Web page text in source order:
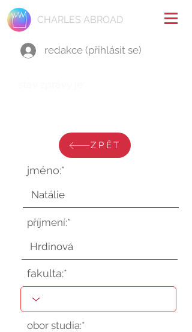
CHARLES ABROAD
redakce (přihlásit se)
ZPĚT
jméno:*
příjmení:*
fakulta:*
obor studia:*